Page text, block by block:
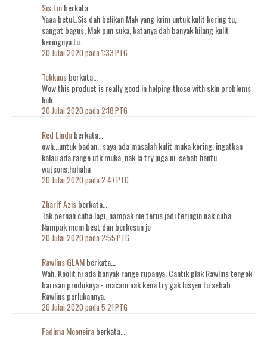
Sis Linberkata…
Yaaa betul..Sis dah belikan Mak yang krim untuk kulit kering tu,
sangat bagus, Mak pun suka, katanya dah banyak hilang kulit
keringnya tu..
20 Julai 2020 pada 1:33 PTG
Tekkausberkata…
Wow this product is really good in helping those with skin problems
huh.
20 Julai 2020 pada 2:18 PTG
Red Lindaberkata…
owh...untuk badan.. saya ada masalah kulit muka kering. ingatkan
kalau ada range utk muka, nak la try juga ni. sebab hantu
watsons.hahaha
20 Julai 2020 pada 2:47 PTG
Zharif Azisberkata…
Tak pernah cuba lagi, nampak nie terus jadi teringin nak cuba.
Nampak mcm best dan berkesan je
20 Julai 2020 pada 2:55 PTG
Rawlins GLAMberkata…
Wah. Koolit ni ada banyak range rupanya. Cantik plak Rawlins tengok
barisan produknya - macam nak kena try gak losyen tu sebab
Rawlins perlukannya.
20 Julai 2020 pada 5:21 PTG
Fadima Mooneiraberkata…